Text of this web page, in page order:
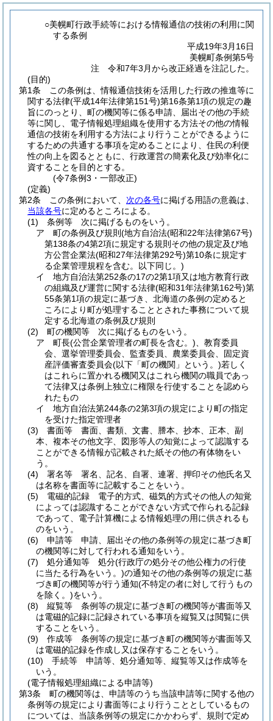
○美幌町行政手続等における情報通信の技術の利用に関
する条例
平成19年3月16日
美幌町条例第5号
注 令和7年3月から改正経過を注記した。
(目的)
第1条
この条例は、情報通信技術を活用した行政の推進等に
関する法律(平成14年法律第151号)第16条第1項の規定の趣
旨にのっとり、町の機関等に係る申請、届出その他の手続
等に関し、電子情報処理組織を使用する方法その他の情報
通信の技術を利用する方法により行うことができるように
するための共通する事項を定めることにより、住民の利便
性の向上を図るとともに、行政運営の簡素化及び効率化に
資することを目的とする。
(令7条例3・一部改正)
(定義)
第2条
この条例において、 次の各号に掲げる用語の意義は、
当該各号に定めるところによる。
(1)
条例等 次に掲げるものをいう。
ア
町の条例及び規則 (地方自治法(昭和22年法律第67号)
第138条の4第2項に規定する規則その他の規定及び地
方公営企業法(昭和27年法律第292号)第10条に規定す
る企業管理規程を含む。以下同じ。)
イ
地方自治法第252条の17の2第1項又は地方教育行政
の組織及び運営に関する法律(昭和31年法律第162号)第
55条第1項の規定に基づき、北海道の条例の定めると
ころにより町が処理することとされた事務について規
定する北海道の条例及び規則
(2)
町の機関等 次に掲げるものをいう。
ア
町長(公営企業管理者の町長を含む。) 、教育委員
会、選挙管理委員会、監査委員、農業委員会、固定資
産評価審査委員会(以下「町の機関」という。)若しく
はこれらに置かれる機関又はこれら機関の職員であっ
て法律又は条例上独立に権限を行使することを認めら
れたもの
イ
地方自治法第244条の2第3項の規定により町の指定
を受けた指定管理者
(3)
書面等 書面、書類、文書、謄本、抄本、正本、副
本、複本その他文字、図形等人の知覚によって認識する
ことができる情報が記載された紙その他の有体物をい
う。
(4)
署名等 署名、記名、自署、連署、押印その他氏名又
は名称を書面等に記載することをいう。
(5)
電磁的記録 電子的方式、磁気的方式その他人の知覚
によっては認識することができない方式で作られる記録
であって、電子計算機による情報処理の用に供されるも
のをいう。
(6)
申請等 申請、届出その他の条例等の規定に基づき町
の機関等に対して行われる通知をいう。
(7)
処分通知等 処分(行政庁の処分その他公権力の行使
に当たる行為をいう。)の通知その他の条例等の規定に基
づき町の機関等が行う通知(不特定の者に対して行うもの
を除く。)をいう。
(8)
縦覧等 条例等の規定に基づき町の機関等が書面等又
は電磁的記録に記録されている事項を縦覧又は閲覧に供
することをいう。
(9)
作成等 条例等の規定に基づき町の機関等が書面等又
は電磁的記録を作成し又は保存することをいう。
(10)
手続等 申請等、処分通知等、縦覧等又は作成等を
いう。
(電子情報処理組織による申請等)
第3条
町の機関等は、申請等のうち当該申請等に関する他の
条例等の規定により書面等により行うこととしているもの
については、当該条例等の規定にかかわらず、規則で定め